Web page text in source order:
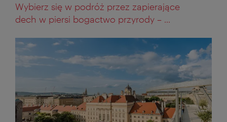
Wybierz się w podróż przez zapierające
dech w piersi bogactwo przyrody – ...